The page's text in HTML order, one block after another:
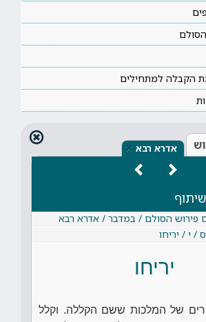
הקבלה למתחילים
אדרא רבא ×
שיתוף
פירוש הסולם / במדבר / אדרא רבא
/ י / יריחו
יריחו
של המלכות ששם הקללה. וקלל